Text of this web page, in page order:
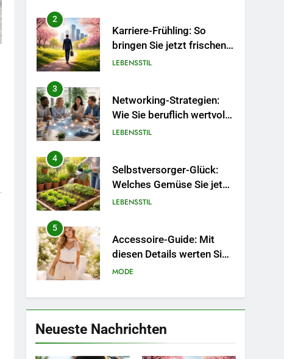
2
Karriere-Frühling: So
bringen Sie jetzt frischen
Wind in Ihren Job.
LEBENSSTIL
3
Networking-Strategien:
Wie Sie beruflich wertvolle
Kontakte knüpfen.
LEBENSSTIL
4
Selbstversorger-Glück:
Welches Gemüse Sie jetzt
pflanzen sollten.
LEBENSSTIL
5
Accessoire-Guide: Mit
diesen Details werten Sie
jedes Frühlingsoutfit auf.
MODE
6
Naturnah gärtnern: So
locken Sie Bienen und
LEBENSSTIL
Neueste Nachrichten